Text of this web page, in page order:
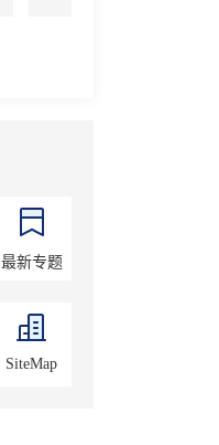
最新专题
SiteMap